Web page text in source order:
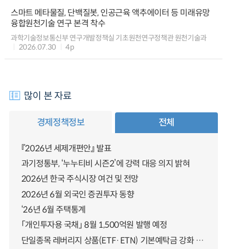
스마트 메타물질, 단백질봇, 인공근육 액추에이터 등 미래유망
융합원천기술 연구 본격 착수
과학기술정보통신부 연구개발정책실 기초원천연구정책관 원천기술과
2026.07.30
4p
많이 본 자료
경제정책정보 전체
『2026년 세제개편안』 발표
과기정통부, ‘누누티비 시즌2’에 강력 대응 의지 밝혀
2026년 한국 주식시장 여건 및 전망
2026년 6월 외국인 증권투자 동향
‘26년 6월 주택통계
「개인투자용 국채」 8월 1,500억원 발행 예정
단일종목 레버리지 상품(ETF·ETN) 기본예탁금 강화 조기시행 방안 안내